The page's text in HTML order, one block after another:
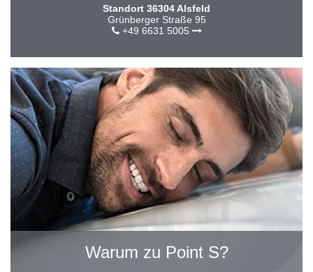
Standort 36304 Alsfeld
Grünberger Straße 95
+49 6631 5005
Warum zu Point S?